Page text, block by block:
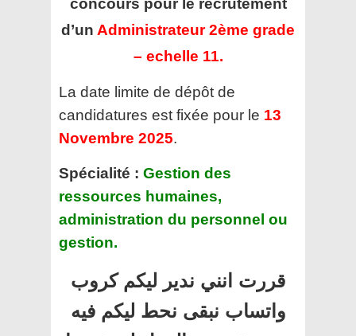
concours pour le recrutement
d’un Administrateur 2ème grade
– echelle 11.
La date limite de dépôt de
candidatures est fixée pour le 13
Novembre 2025.
Spécialité : Gestion des
ressources humaines,
administration du personnel ou
gestion.
قررت انني ندير ليكم كروب
واتساب نبقى نحط ليكم فيه